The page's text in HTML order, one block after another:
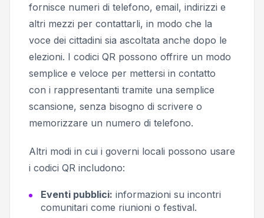
fornisce numeri di telefono, email, indirizzi e
altri mezzi per contattarli, in modo che la
voce dei cittadini sia ascoltata anche dopo le
elezioni. I codici QR possono offrire un modo
semplice e veloce per mettersi in contatto
con i rappresentanti tramite una semplice
scansione, senza bisogno di scrivere o
memorizzare un numero di telefono.
Altri modi in cui i governi locali possono usare
i codici QR includono:
Eventi pubblici: informazioni su incontri
comunitari come riunioni o festival.